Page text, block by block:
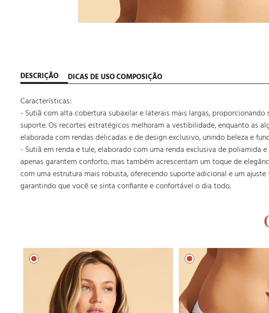
DESCRIÇÃO DICAS DE USOCOMPOSIÇÃO
Características:
- Sutiã com alta cobertura subaxilar e laterais mais largas,
suporte. Os recortes estratégicos melhoram a vestibilidade, enquanto as
elaborada com rendas delicadas e de design exclusivo, unindo beleza e
- Sutiã em renda e tule, elaborado com uma renda exclusiva de
apenas garantem conforto, mas também acrescentam um toque de
com uma estrutura mais robusta, oferecendo suporte adicional e um
garantindo que você se sinta confiante e confortável o dia todo.